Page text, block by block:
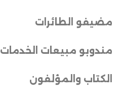
مضيفو الطائرات
مندوبو مبيعات الخدمات
الكتاب والمؤلفون